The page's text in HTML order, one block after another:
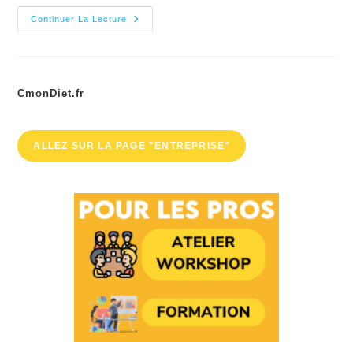
Continuer La Lecture
Collectivités
Locales
CmonDiet.fr
ALLEZ SUR LA PAGE "ENTREPRISE"